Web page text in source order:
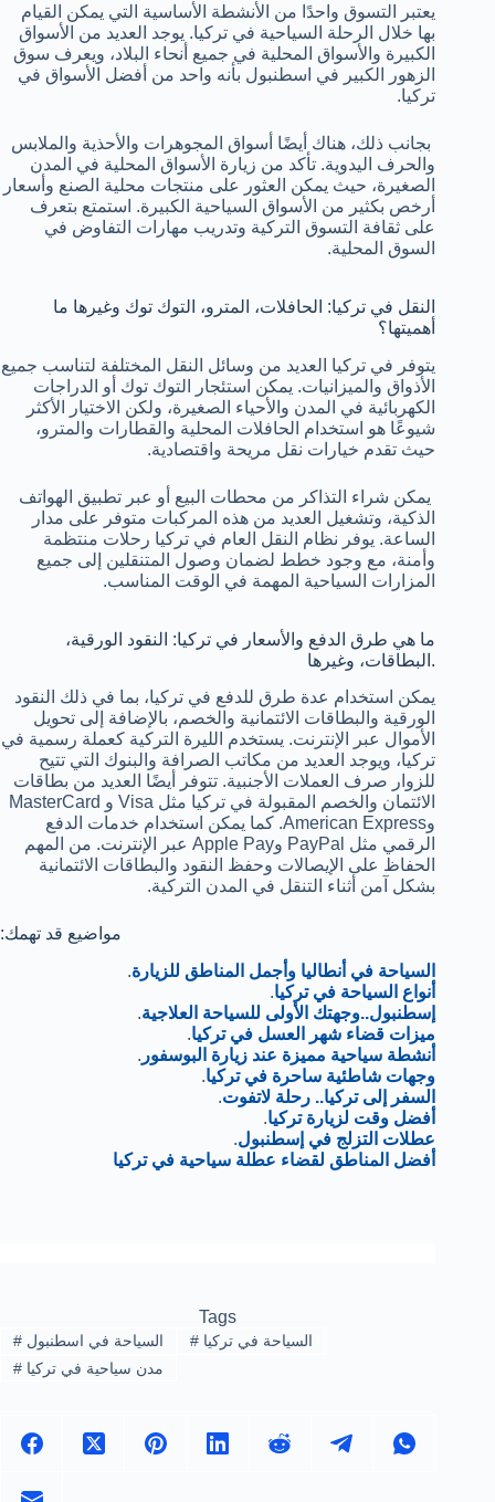
يعتبر التسوق واحدًا من الأنشطة الأساسية التي يمكن القيام
بها خلال الرحلة السياحية في تركيا. يوجد العديد من الأسواق
الكبيرة والأسواق المحلية في جميع أنحاء البلاد، ويعرف سوق
الزهور الكبير في اسطنبول بأنه واحد من أفضل الأسواق في
تركيا.
بجانب ذلك، هناك أيضًا أسواق المجوهرات والأحذية والملابس
والحرف اليدوية. تأكد من زيارة الأسواق المحلية في المدن
الصغيرة، حيث يمكن العثور على منتجات محلية الصنع وأسعار
أرخص بكثير من الأسواق السياحية الكبيرة. استمتع بتعرف
على ثقافة التسوق التركية وتدريب مهارات التفاوض في
السوق المحلية.
أهميتها؟
يتوفر في تركيا العديد من وسائل النقل المختلفة لتناسب جميع
الأذواق والميزانيات. يمكن استئجار التوك توك أو الدراجات
الكهربائية في المدن والأحياء الصغيرة، ولكن الاختيار الأكثر
شيوعًا هو استخدام الحافلات المحلية والقطارات والمترو،
حيث تقدم خيارات نقل مريحة واقتصادية.
يمكن شراء التذاكر من محطات البيع أو عبر تطبيق الهواتف
الذكية، وتشغيل العديد من هذه المركبات متوفر على مدار
الساعة. يوفر نظام النقل العام في تركيا رحلات منتظمة
وأمنة، مع وجود خطط لضمان وصول المتنقلين إلى جميع
المزارات السياحية المهمة في الوقت المناسب.
ما هي طرق الدفع والأسعار في تركيا: النقود الورقية،
البطاقات، وغيرها.
يمكن استخدام عدة طرق للدفع في تركيا، بما في ذلك النقود
الورقية والبطاقات الائتمانية والخصم، بالإضافة إلى تحويل
الأموال عبر الإنترنت. يستخدم الليرة التركية كعملة رسمية في
تركيا، ويوجد العديد من مكاتب الصرافة والبنوك التي تتيح
للزوار صرف العملات الأجنبية. تتوفر أيضًا العديد من بطاقات
الائتمان والخصم المقبولة في تركيا مثل Visa و MasterCard
وAmerican Express. كما يمكن استخدام خدمات الدفع
الرقمي مثل PayPal وApple Pay عبر الإنترنت. من المهم
الحفاظ على الإيصالات وحفظ النقود والبطاقات الائتمانية
بشكل آمن أثناء التنقل في المدن التركية.
:مواضيع قد تهمك
السياحة في أنطاليا وأجمل المناطق للزيارة.
أنواع السياحة في تركيا.
إسطنبول..وجهتك الأولى للسياحة العلاجية.
ميزات قضاء شهر العسل في تركيا.
أنشطة سياحية مميزة عند زيارة البوسفور .
وجهات شاطئية ساحرة في تركيا.
السفر إلى تركيا.. رحلة لاتفوت.
أفضل وقت لزيارة تركيا.
عطلات التزلج في إسطنبول.
أفضل المناطق لقضاء عطلة سياحية في تركيا
Tags
# السياحة في اسطنبول # السياحة في تركيا
# مدن سياحية في تركيا